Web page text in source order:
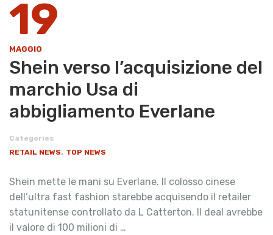
19
MAGGIO
Shein verso l’acquisizione del
marchio Usa di
abbigliamento Everlane
Categories
RETAIL NEWS, TOP NEWS
Shein mette le mani su Everlane. Il colosso cinese
dell’ultra fast fashion starebbe acquisendo il retailer
statunitense controllato da L Catterton. Il deal avrebbe
il valore di 100 milioni di …